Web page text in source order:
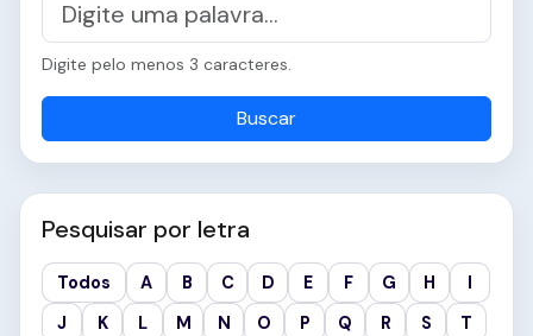
Digite pelo menos 3 caracteres.
Buscar
Pesquisar por letra
Todos A B C D E F G H
I
J
K L M N O P Q R S
T